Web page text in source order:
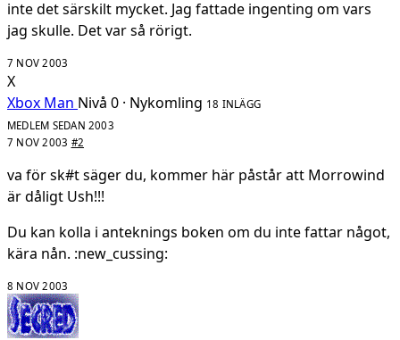
inte det särskilt mycket. Jag fattade ingenting om vars
jag skulle. Det var så rörigt.
7 NOV 2003
X
Xbox Man Nivå 0 · Nykomling 18 INLÄGG
MEDLEM SEDAN 2003
7 NOV 2003 #2
va för sk#t säger du, kommer här påstår att Morrowind
är dåligt Ush!!!
Du kan kolla i anteknings boken om du inte fattar något,
kära nån. :new_cussing:
8 NOV 2003